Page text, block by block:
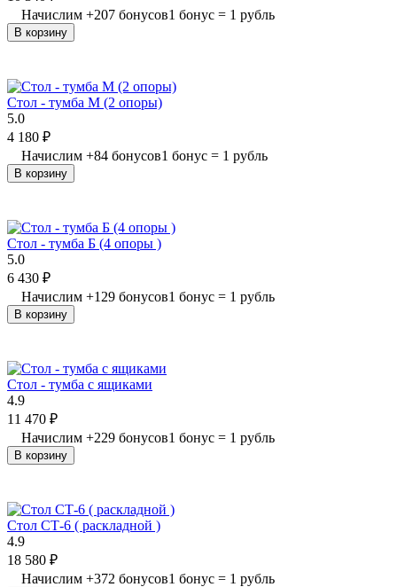
Начислим +207 бонусов1 бонус = 1 рубль
В корзину
Стол - тумба М (2 опоры)
5.0
4 180 ₽
Начислим +84 бонусов1 бонус = 1 рубль
В корзину
Стол - тумба Б (4 опоры )
5.0
6 430 ₽
Начислим +129 бонусов1 бонус = 1 рубль
В корзину
Стол - тумба с ящиками
4.9
11 470 ₽
Начислим +229 бонусов1 бонус = 1 рубль
В корзину
Стол СТ-6 ( раскладной )
4.9
18 580 ₽
Начислим +372 бонусов1 бонус = 1 рубль